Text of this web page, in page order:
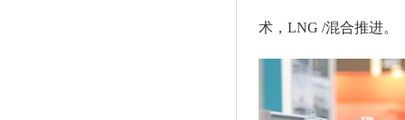
术，LNG /混合推进。